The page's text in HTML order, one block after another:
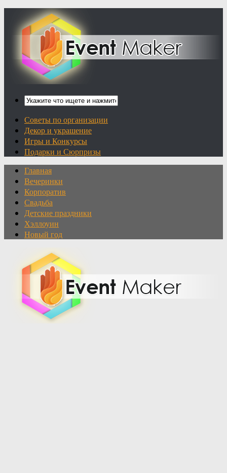
Советы по организации
Декор и украшение
Игры и Конкурсы
Подарки и Сюрпризы
Главная
Вечеринки
Корпоратив
Свадьба
Детские праздники
Хэллоуин
Новый год